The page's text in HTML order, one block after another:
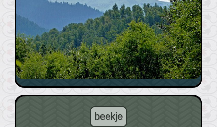
beekje